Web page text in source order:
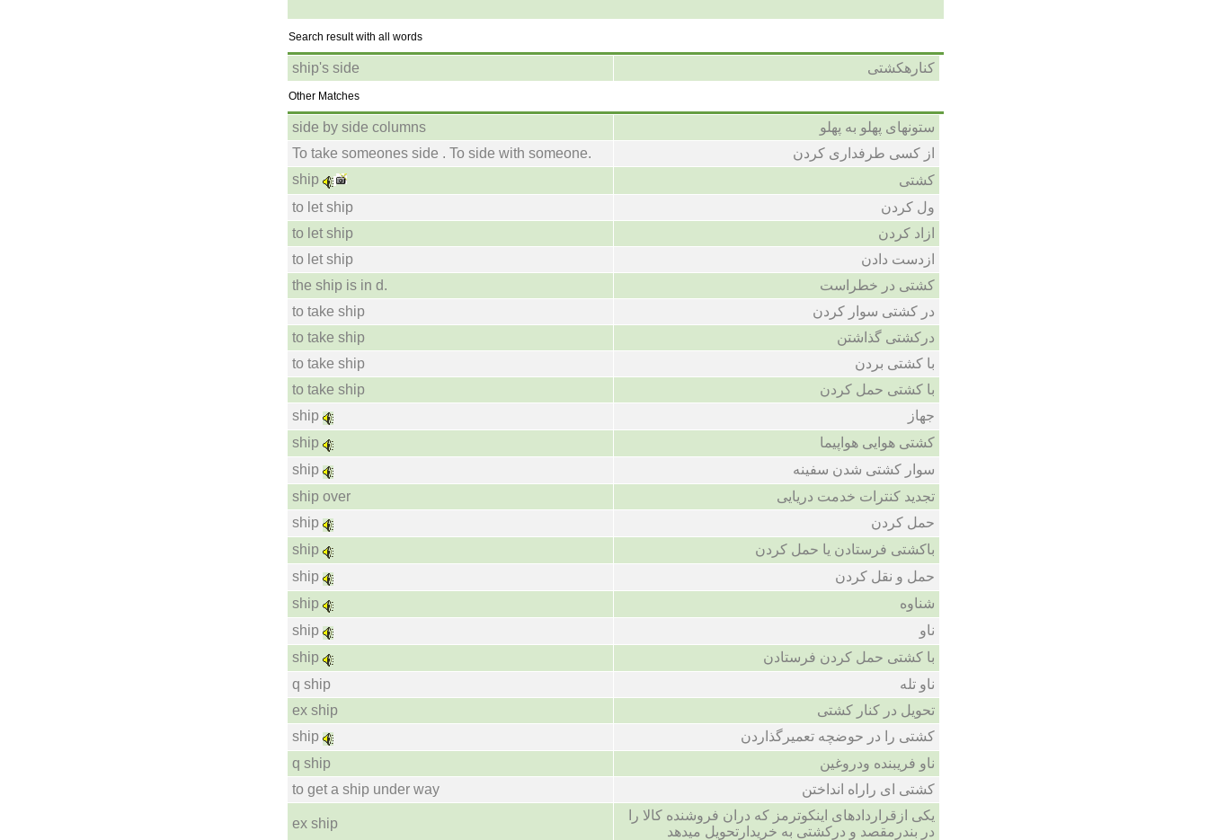
Search result with all words
ship's side کنارهکشتی
Other Matches
side by side columns
ستونهای پهلو به پهلو
To take someones side . To side with someone.
از کسی طرفداری کردن
ship
کشتی
to let ship
ول کردن
to let ship
ازاد کردن
to let ship
ازدست دادن
the ship is in d.
کشتی در خطراست
to take ship
در کشتی سوار کردن
to take ship
درکشتی گذاشتن
to take ship
با کشتی بردن
to take ship
با کشتی حمل کردن
ship
جهاز
ship
کشتی هوایی هواپیما
ship
سوار کشتی شدن سفینه
ship over
تجدید کنترات خدمت دریایی
ship
حمل کردن
ship
باکشتی فرستادن یا حمل کردن
ship
حمل و نقل کردن
ship
شناوه
ship
ناو
ship
با کشتی حمل کردن فرستادن
q ship
ناو تله
ex ship
تحویل در کنار کشتی
ship
کشتی را در حوضچه تعمیرگذاردن
q ship
ناو فریبنده ودروغین
to get a ship under way
کشتی ای راراه انداختن
ex ship
یکی ازقراردادهای اینکوترمز که دران فروشنده کالا را
در بندرمقصد و درکشتی به خریدارتحویل میدهد